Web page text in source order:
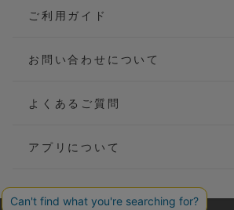
ご利用ガイド
お問い合わせについて
よくあるご質問
アプリについて